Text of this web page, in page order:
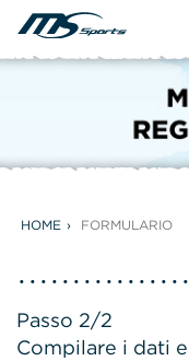
HOME FORMULARIO
Passo 2/2
Compilare i dati